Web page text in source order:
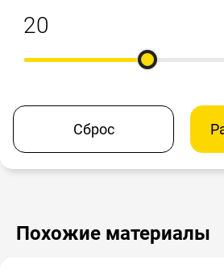
Сброс
Похожие материалы